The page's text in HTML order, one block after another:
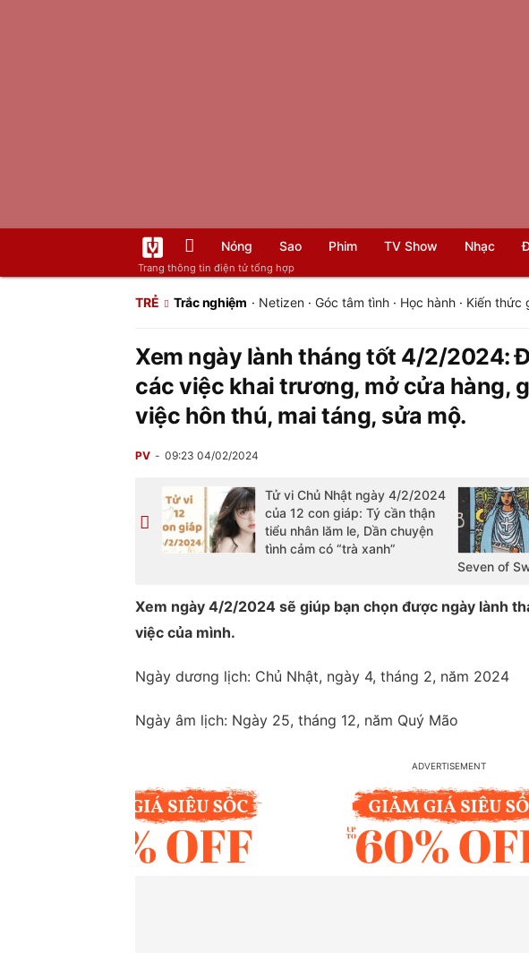
Trang thông tin điện tử tổng hợp
Nóng Sao Phim TV Show Nhạc
TRẺ Trắc nghiệm · Netizen· Góc tâm tình· Học hành· Kiến thức
Xem ngày lành tháng tốt 4/2/2024:
các việc khai trương, mở cửa hàng,
việc hôn thú, mai táng, sửa mộ.
PV 09:23 04/02/2024
Tử vi Chủ Nhật ngày 4/2/2024
của 12 con giáp: Tý cần thận
tiểu nhân lăm le, Dần chuyện
tình cảm có “trà xanh”
Seven of
Xem ngày 4/2/2024 sẽ giúp bạn chọn được ngày lành
việc của mình.
Ngày dương lịch: Chủ Nhật, ngày 4, tháng 2, năm 2024
Ngày âm lịch: Ngày 25, tháng 12, năm Quý Mão